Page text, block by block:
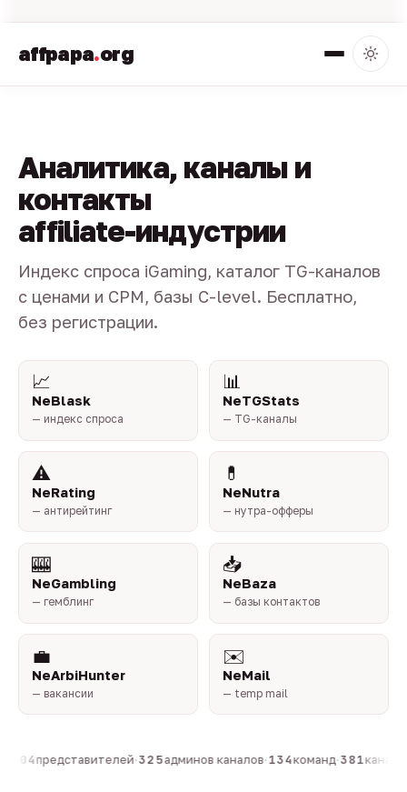
affpapa.org
Аналитика, каналы и
контакты
affiliate-индустрии
Индекс спроса iGaming, каталог TG-каналов
с ценами и CPM, базы C-level. Бесплатно,
без регистрации.
📈
NeBlask
— индекс спроса
📊
NeTGStats
— TG-каналы
⚠️
NeRating
— антирейтинг
💊
NeNutra
— нутра-офферы
🎰
NeGambling
— гемблинг
📥
NeBaza
— базы контактов
💼
NeArbiHunter
— вакансии
✉️
NeMail
— temp mail
804представителей·325админов каналов·134команд·381каналов